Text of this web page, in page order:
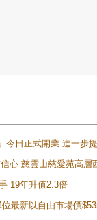
日正式開業 進一步
心 慈雲山慈愛苑高層
19年升值2.3倍
最新以自由市場價